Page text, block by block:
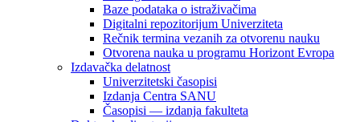
Baze podataka o istraživačima
Digitalni repozitorijum Univerziteta
Rečnik termina vezanih za otvorenu nauku
Otvorena nauka u programu Horizont Evropa
Izdavačka delatnost
Univerzitetski časopisi
Izdanja Centra SANU
Časopisi — izdanja fakulteta